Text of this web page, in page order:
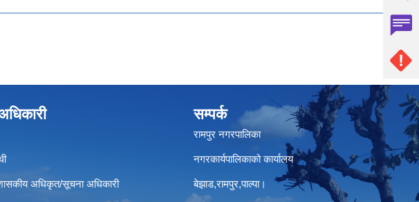
अधिकृत/सूचना अधिकारी
सम्पर्क
रामपुर नगरपालिका
नगरकार्यपालिकाको कार्यालय
बेझाड,रामपुर,पाल्पा।